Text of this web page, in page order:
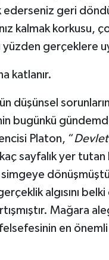
geri
kalmak korkusu,
yüzden gerçeklere
katlanır.
düşünsel
bugünkü
Platon, “
sayfalık yer tutan
algısını
Mağara
en önemli